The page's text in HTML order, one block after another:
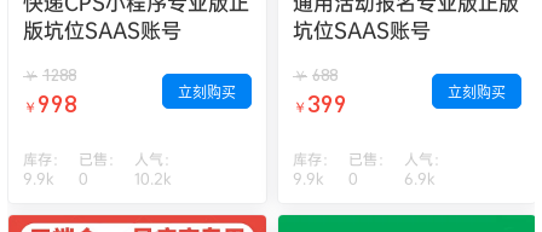
版坑位SAAS账号
￥ 1288
￥ 998 立刻购买
库存：
9.9k
已售：
0
人气：
10.2k
坑位SAAS账号
￥ 688
￥ 399 立刻购买
库存：
9.9k
已售：
0
人气：
6.9k